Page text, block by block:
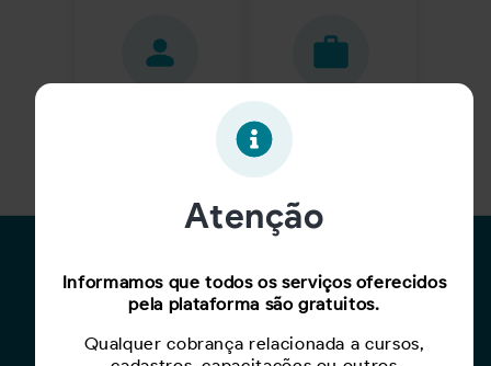
Busca de Oportunidades
Cadastro de Currículo
Atenção
Informamos que todos os serviços oferecidos
pela plataforma são gratuitos.
Qualquer cobrança relacionada a cursos,